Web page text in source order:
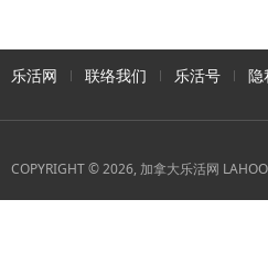
乐活网 联络我们 乐活号 隐
COPYRIGHT © 2026, 加拿大乐活网